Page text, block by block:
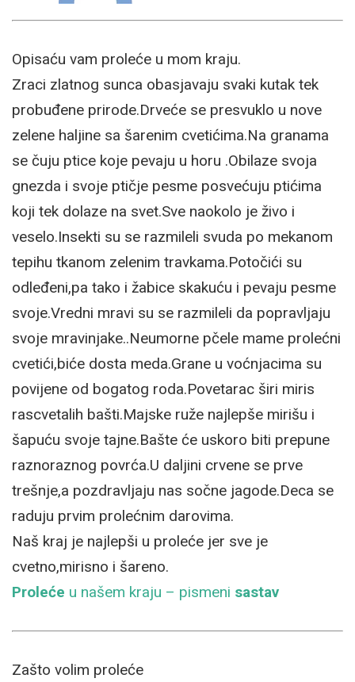
Opisaću vam proleće u mom kraju.
Zraci zlatnog sunca obasjavaju svaki kutak tek
probuđene prirode.Drveće se presvuklo u nove
zelene haljine sa šarenim cvetićima.Na granama
se čuju ptice koje pevaju u horu .Obilaze svoja
gnezda i svoje ptičje pesme posvećuju ptićima
koji tek dolaze na svet.Sve naokolo je živo i
veselo.Insekti su se razmileli svuda po mekanom
tepihu tkanom zelenim travkama.Potočići su
odleđeni,pa tako i žabice skakuću i pevaju pesme
svoje.Vredni mravi su se razmileli da popravljaju
svoje mravinjake..Neumorne pčele mame prolećni
cvetići,biće dosta meda.Grane u voćnjacima su
povijene od bogatog roda.Povetarac širi miris
rascvetalih bašti.Majske ruže najlepše mirišu i
šapuću svoje tajne.Bašte će uskoro biti prepune
raznoraznog povrća.U daljini crvene se prve
trešnje,a pozdravljaju nas sočne jagode.Deca se
raduju prvim prolećnim darovima.
Naš kraj je najlepši u proleće jer sve je
cvetno,mirisno i šareno.
Proleće u našem kraju – pismeni sastav
Zašto volim proleće